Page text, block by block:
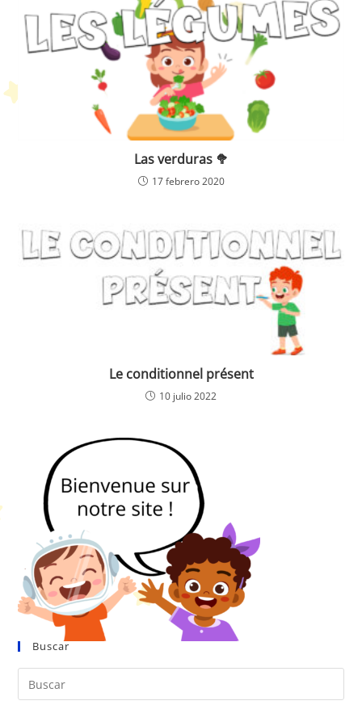
Las verduras 🥦
17 febrero 2020
Le conditionnel présent
10 julio 2022
Buscar